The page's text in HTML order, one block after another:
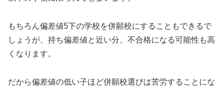
もちろん偏差値5下の学校を併願校にすることもできるで
しょうが、持ち偏差値と近い分、不合格になる可能性も高
くなります。
だから偏差値の低い子ほど併願校選びは苦労することにな